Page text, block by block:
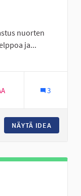
nuorten
ja...
3
NÄYTÄ IDEA